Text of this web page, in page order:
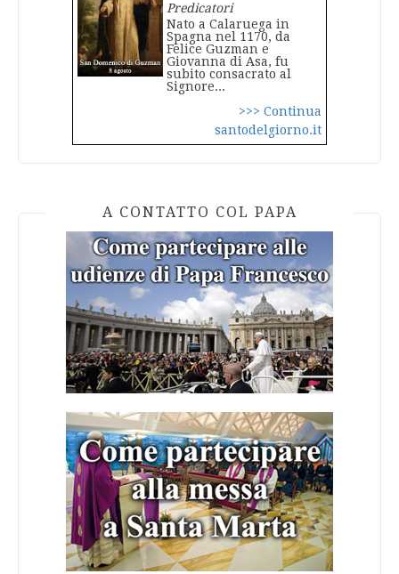
Predicatori
Nato a Calaruega in
Spagna nel 1170, da
Felice Guzman e
Giovanna di Asa, fu
subito consacrato al
Signore...
>>> Continua
santodelgiorno.it
A CONTATTO COL PAPA